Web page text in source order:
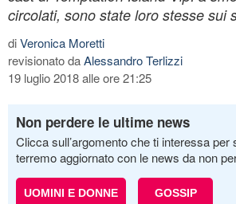
circolati, sono state loro stesse sui
diVeronica Moretti
revisionato daAlessandro Terlizzi
19 luglio 2018 alle ore 21:25
Non perdere le ultime news
Clicca sull’argomento che ti interessa per
terremo aggiornato con le news da non
UOMINI E DONNE GOSSIP